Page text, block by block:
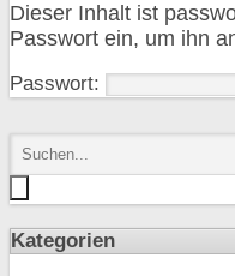
Dieser Inhalt ist
Passwort ein, um ihn
Passwort:
Kategorien